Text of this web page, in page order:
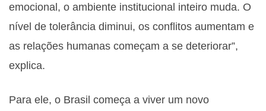
emocional, o ambiente institucional inteiro muda. O
nível de tolerância diminui, os conflitos aumentam e
as relações humanas começam a se deteriorar”,
explica.
Para ele, o Brasil começa a viver um novo